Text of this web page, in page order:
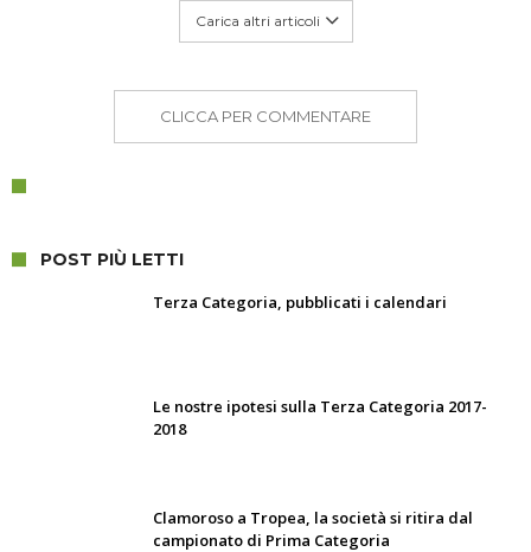
Carica altri articoli
CLICCA PER COMMENTARE
POST PIÙ LETTI
Terza Categoria, pubblicati i calendari
Le nostre ipotesi sulla Terza Categoria 2017-
2018
Clamoroso a Tropea, la società si ritira dal
campionato di Prima Categoria